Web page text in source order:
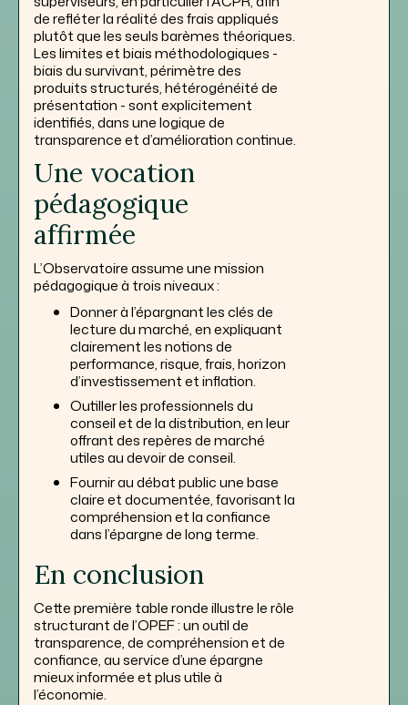
de refléter la réalité des frais appliqués
plutôt que les seuls barèmes théoriques.
Les limites et biais méthodologiques -
biais du survivant, périmètre des
produits structurés, hétérogénéité de
présentation - sont explicitement
identifiés, dans une logique de
transparence et d’amélioration continue.
Une vocation
pédagogique
affirmée
L’Observatoire assume une mission
pédagogique à trois niveaux :
Donner à l’épargnant les clés de
lecture du marché, en expliquant
clairement les notions de
performance, risque, frais, horizon
d’investissement et inflation.
Outiller les professionnels du
conseil et de la distribution, en leur
offrant des repères de marché
utiles au devoir de conseil.
Fournir au débat public une base
claire et documentée, favorisant la
compréhension et la confiance
dans l’épargne de long terme.
En conclusion
Cette première table ronde illustre le rôle
structurant de l’OPEF : un outil de
transparence, de compréhension et de
confiance, au service d’une épargne
mieux informée et plus utile à
l’économie.